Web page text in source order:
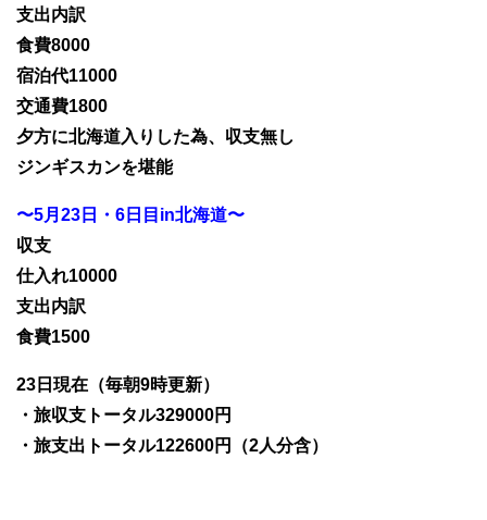
支出内訳
食費8000
宿泊代11000
交通費1800
夕方に北海道入りした為、収支無し
ジンギスカンを堪能
〜5月23日・6日目in北海道〜
収支
仕入れ10000
支出内訳
食費1500
23日現在（毎朝9時更新）
・旅収支トータル329000円
・旅支出トータル122600円（2人分含）